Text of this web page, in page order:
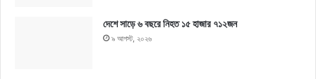
দেশে সাড়ে ৬ বছরে নিহত ১৫ হাজার ৭১২জন
৯ আগস্ট, ২০২৬